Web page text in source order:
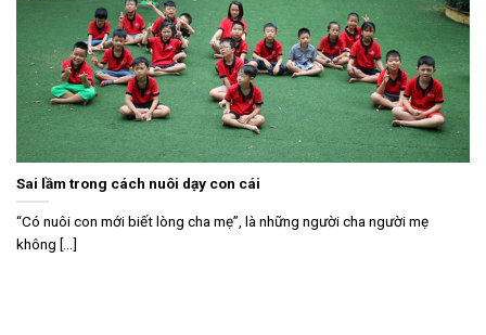
Sai lầm trong cách nuôi dạy con cái
“Có nuôi con mới biết lòng cha mẹ”, là những người cha người mẹ
không [...]